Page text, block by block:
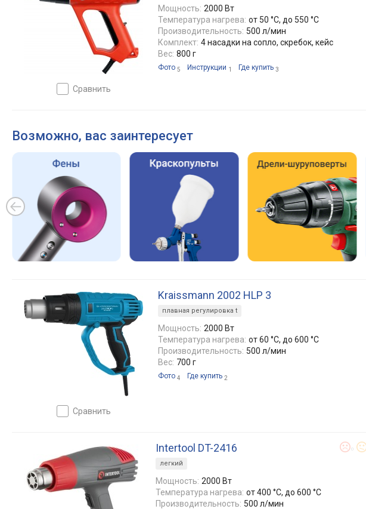
сравнить
Мощность: 2000 Вт
Температура нагрева: от 50 °C, до 550 °C
Производительность: 500 л/мин
Комплект: 4 насадки на сопло, скребок, кейс
Вес: 800 г
Фото 5 Инструкции 1 Где купить 3
Возможно, вас заинтересует
сравнить
Kraissmann 2002 HLP 3
плавная регулировка t
Мощность: 2000 Вт
Температура нагрева: от 60 °C, до 600 °C
Производительность: 500 л/мин
Вес: 700 г
Фото 4 Где купить 2
Intertool DT-2416
легкий
Мощность: 2000 Вт
Температура нагрева: от 400 °C, до 600 °C
Производительность: 500 л/мин